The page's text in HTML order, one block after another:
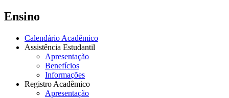
Ensino
Calendário Acadêmico
Assistência Estudantil
Apresentação
Benefícios
Informações
Registro Acadêmico
Apresentação